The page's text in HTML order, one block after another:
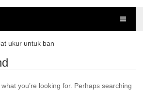
ukur untuk ban
you’re looking for. Perhaps searching